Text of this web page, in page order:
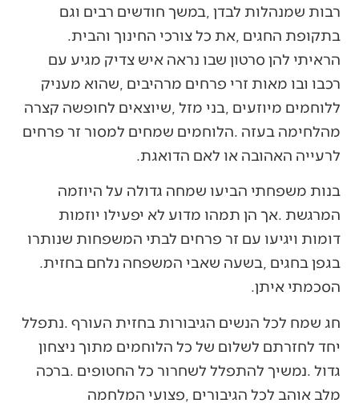
‬בתקופת‭ ‬החגים‭, ‬את‭ ‬כל‭ ‬צורכי‭ ‬החינוך‭ ‬והבית‭.
‬לרעייה‭ ‬האהובה‭ ‬או‭ ‬לאם‭ ‬הדואגת‭.‬
‬בגפן‭ ‬בחגים‭, ‬בשעה‭ ‬שאבי‭ ‬המשפחה‭ ‬נלחם‭ ‬בחזית‭.
‬הסכמתי‭ ‬איתן‭.‬
חג‭ ‬שמח‭ ‬לכל‭ ‬הנשים‭ ‬הגיבורות‭ ‬בחזית‭ ‬העורף‭. ‬נתפלל‭
‬יחד‭ ‬לחזרתם‭ ‬לשלום‭ ‬של‭ ‬כל‭ ‬הלוחמים‭ ‬מתוך‭ ‬ניצחון‭